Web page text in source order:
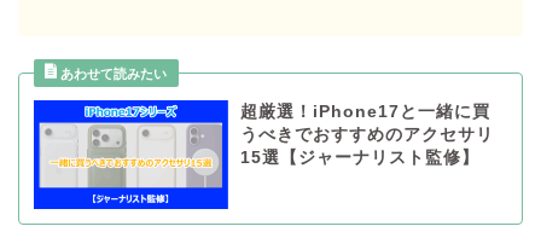
超厳選！iPhone17と一緒に買
うべきでおすすめのアクセサリ
15選【ジャーナリスト監修】